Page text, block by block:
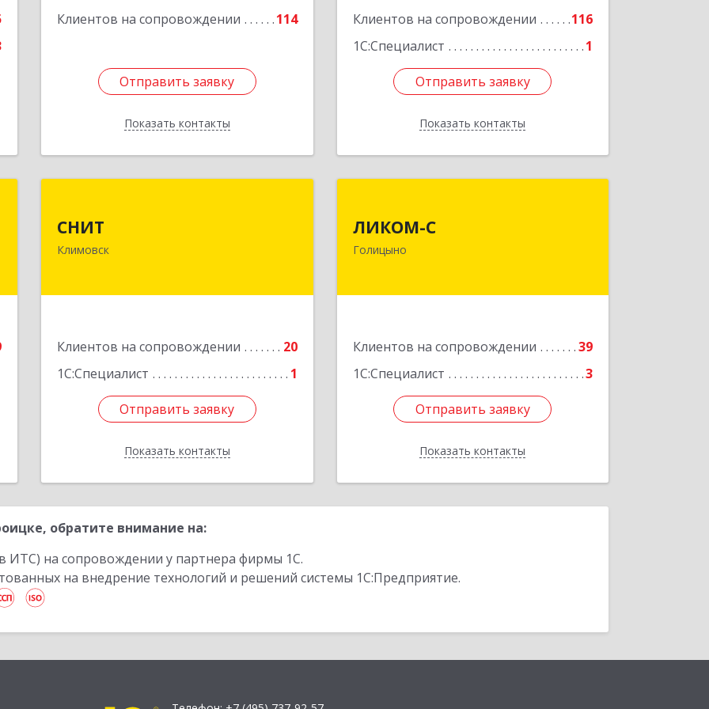
Клиентов на сопровождении 114
Отправить заявку
Показать контакты
Подробнее
Отправить заявку
Назад
Клиентов на сопровождении
116
1С:Специалист
1
Отправить заявку
Показать контакты
Отправить заявку
Назад
СНИТ
Климовск
Клиентов на сопровождении
20
1С:Специалист
1
Отправить заявку
Показать контакты
Подробнее
Отправить заявку
Назад
ЛИКОМ-С
Голицыно
Клиентов на сопровождении
39
1С:Специалист
3
Отправить заявку
Показать контакты
Одинцовский р-н, Голицыно г,
Отправить заявку
Назад
обратите внимание на:
ИТС) на сопровождении у партнера фирмы 1С.
на внедрение технологий и решений системы 1С:Предприятие.